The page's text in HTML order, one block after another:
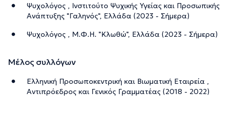
Ψυχολόγος , Ινστιτούτο Ψυχικής Υγείας και Προσωπικής
Ανάπτυξης "Γαληνός", Ελλάδα (2023 - Σήμερα)
Ψυχολόγος , Μ.Φ.Η. "Κλωθώ", Ελλάδα (2023 - Σήμερα)
Μέλος συλλόγων
Ελληνική Προσωποκεντρική και Βιωματική Εταιρεία ,
Αντιπρόεδρος και Γενικός Γραμματέας (2018 - 2022)